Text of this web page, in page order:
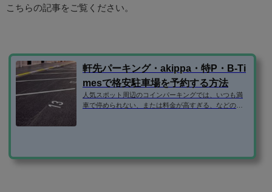
こちらの記事をご覧ください。
軒先パーキング・akippa・特P・B-Ti
mesで格安駐車場を予約する方法
人気スポット周辺のコインパーキングでは、いつも満
車で停められない、または料金が高すぎる、などの問
方を紹介します！ 登録方法 格安駐車場予約サイトで